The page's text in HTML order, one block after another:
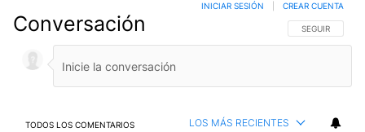
Conversación SIGA ESTA
SEGUIR
INICIAR SESIÓN CREAR CUENTA
TODOS LOS COMENTARIOS LOS MÁS RECIENTES